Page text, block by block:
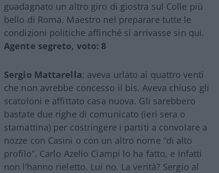
guadagnato un altro giro di giostra sul Colle più
bello di Roma. Maestro nel preparare tutte le
condizioni politiche affinché si arrivasse sin qui.
Agente segreto, voto: 8
Sergio Mattarella: aveva urlato ai quattro venti
che non avrebbe concesso il bis. Aveva chiuso gli
scatoloni e affittato casa nuova. Gli sarebbero
bastate due righe di comunicato (ieri sera o
stamattina) per costringere i partiti a convolare a
nozze con Casini o con un altro nome “di alto
profilo”. Carlo Azelio Ciampi lo ha fatto, e infatti
non l’hanno rieletto. Lui no. La verità? Sergio al